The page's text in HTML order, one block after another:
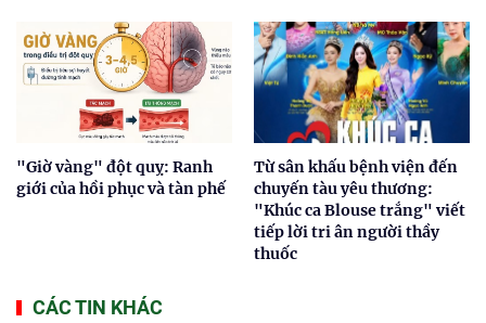
"Giờ vàng" đột quỵ: Ranh
giới của hồi phục và tàn phế
Từ sân khấu bệnh viện đến
chuyến tàu yêu thương:
"Khúc ca Blouse trắng" viết
tiếp lời tri ân người thầy
thuốc
CÁC TIN KHÁC